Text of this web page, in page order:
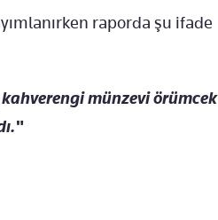
raporda şu ifade
münzevi örümcek